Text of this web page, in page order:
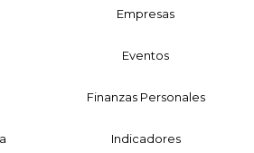
Empresas
Eventos
Finanzas Personales
Indicadores